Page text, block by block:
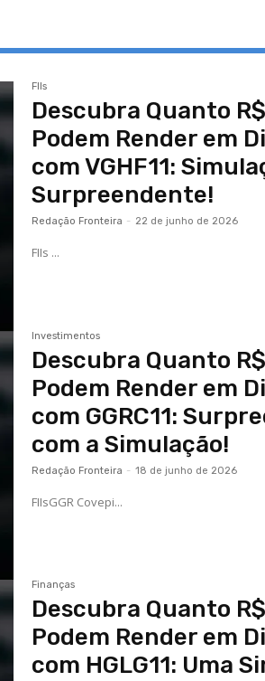
FIIs
Descubra Quanto
Podem Render em
com VGHF11:
Surpreendente!
Redação Fronteira - 22 de junho de 2026
FIIs ...
Investimentos
Descubra Quanto
Podem Render em
com GGRC11:
com a Simulação!
Redação Fronteira - 18 de junho de 2026
FIIsGGR Covepi...
Finanças
Descubra Quanto
Podem Render em
com HGLG11: Uma